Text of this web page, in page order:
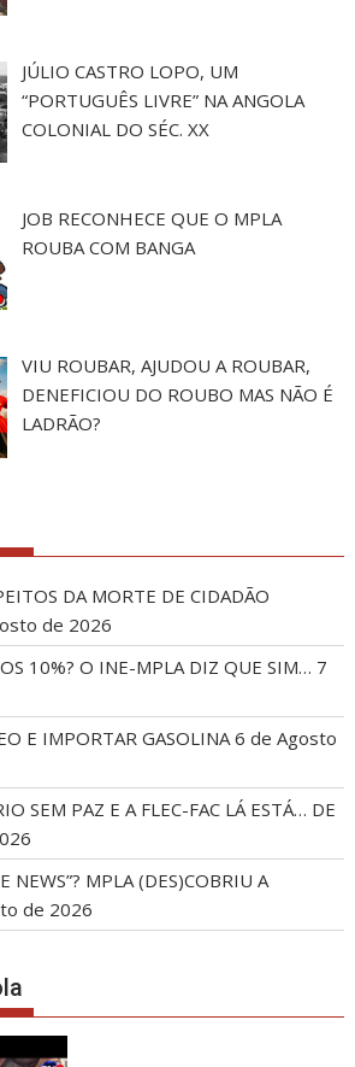
JÚLIO CASTRO LOPO, UM
“PORTUGUÊS LIVRE” NA ANGOLA
COLONIAL DO SÉC. XX
JOB RECONHECE QUE O MPLA
ROUBA COM BANGA
VIU ROUBAR, AJUDOU A ROUBAR,
DENEFICIOU DO ROUBO MAS NÃO É
LADRÃO?
DA MORTE DE CIDADÃO
de 2026
10%? O INE-MPLA DIZ QUE SIM… 7
E IMPORTAR GASOLINA 6 de Agosto
SEM PAZ E A FLEC-FAC LÁ ESTÁ… DE
NEWS”? MPLA (DES)COBRIU A
de 2026